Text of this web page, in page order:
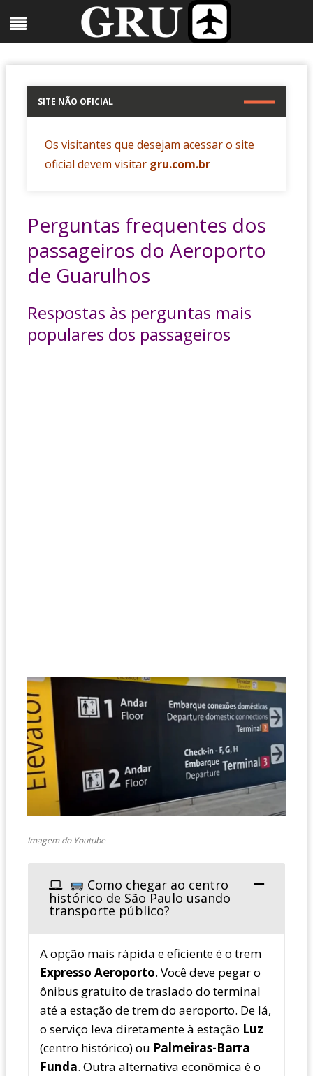
Menu
SITE NÃO OFICIAL
Os visitantes que desejam acessar o site
oficial devem visitar gru.com.br
Perguntas frequentes dos
passageiros do Aeroporto
de Guarulhos
Respostas às perguntas mais
populares dos passageiros
Imagem do Youtube
Como chegar ao centro
histórico de São Paulo usando
transporte público?
A opção mais rápida e eficiente é o trem
Expresso Aeroporto. Você deve pegar o
ônibus gratuito de traslado do terminal
até a estação de trem do aeroporto. De lá,
o serviço leva diretamente à estação Luz
(centro histórico) ou Palmeiras-Barra
Funda. Outra alternativa econômica é o